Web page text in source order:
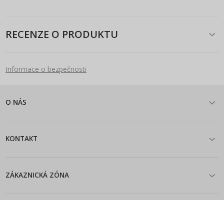
RECENZE O PRODUKTU
Informace o bezpečnosti
O NÁS
KONTAKT
ZÁKAZNICKÁ ZÓNA